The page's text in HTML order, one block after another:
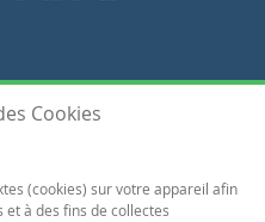
Cookies
(cookies) sur votre appareil afin
et à des fins de collectes